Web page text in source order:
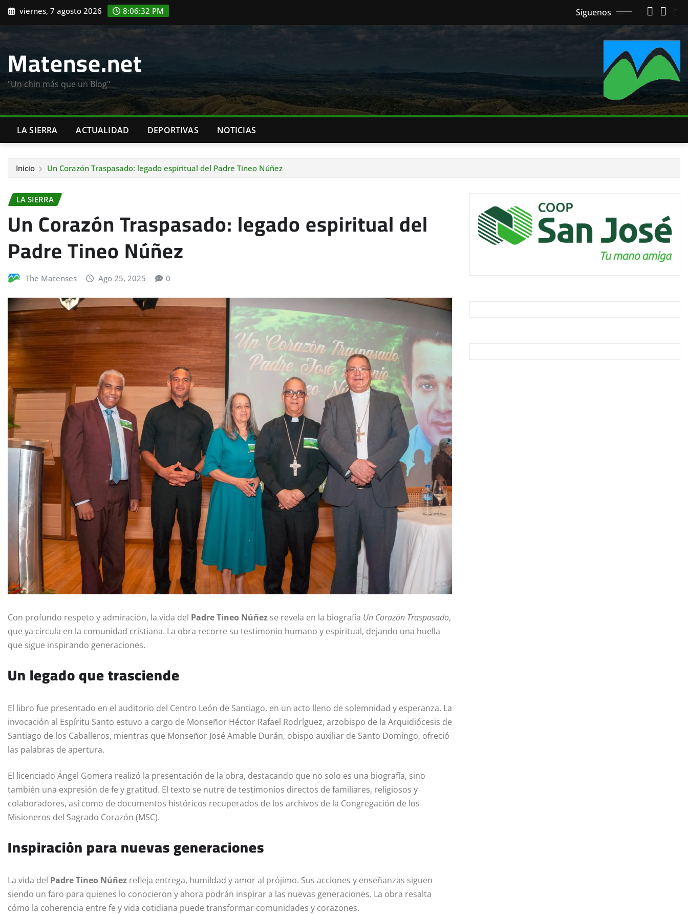
Saltar
contenido
viernes, 7 agosto 2026 8:06:34 PM Síguenos
Matense.net
"Un chin más que un Blog"
LA SIERRA ACTUALIDAD DEPORTIVAS NOTICIAS
Inicio Un Corazón Traspasado: legado espiritual del Padre Tineo Núñez
LA SIERRA
Un Corazón Traspasado: legado espiritual del
Padre Tineo Núñez
The Matenses Ago 25, 2025 0
Con profundo respeto y admiración, la vida del Padre Tineo Núñez se revela en la biografía Un Corazón Traspasado,
que ya circula en la comunidad cristiana. La obra recorre su testimonio humano y espiritual, dejando una huella
que sigue inspirando generaciones.
Un legado que trasciende
El libro fue presentado en el auditorio del Centro León de Santiago, en un acto lleno de solemnidad y esperanza. La
invocación al Espíritu Santo estuvo a cargo de Monseñor Héctor Rafael Rodríguez, arzobispo de la Arquidiócesis de
Santiago de los Caballeros, mientras que Monseñor José Amable Durán, obispo auxiliar de Santo Domingo, ofreció
las palabras de apertura.
El licenciado Ángel Gomera realizó la presentación de la obra, destacando que no solo es una biografía, sino
también una expresión de fe y gratitud. El texto se nutre de testimonios directos de familiares, religiosos y
colaboradores, así como de documentos históricos recuperados de los archivos de la Congregación de los
Misioneros del Sagrado Corazón (MSC).
Inspiración para nuevas generaciones
La vida del Padre Tineo Núñez refleja entrega, humildad y amor al prójimo. Sus acciones y enseñanzas siguen
siendo un faro para quienes lo conocieron y ahora podrán inspirar a las nuevas generaciones. La obra resalta
cómo la coherencia entre fe y vida cotidiana puede transformar comunidades y corazones.